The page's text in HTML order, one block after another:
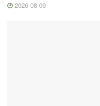
2026 08 09